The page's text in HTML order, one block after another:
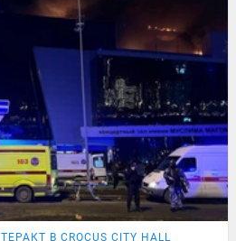
ТЕРАКТ В CROCUS CITY HALL